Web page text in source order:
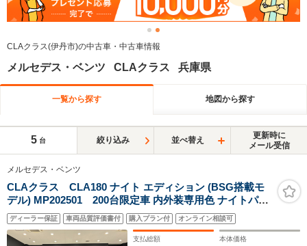
CLAクラス(伊丹市)の中古車・中古車情報
メルセデス・ベンツ CLAクラス 兵庫県
一覧から探す 地図から探す
5 台 絞り込み 並べ替え
更新時に
メール受信
メルセデス・ベンツ
CLAクラス CLA180 ナイト エディション (BSG搭載モ
デル) MP202501 200台限定車 内外装専用色 ナイトパッ
ケージ ブラックウッドトリム
ディーラー保証 車両品質評価書付 購入プラン付 オンライン相談可
支払総額 本体価格